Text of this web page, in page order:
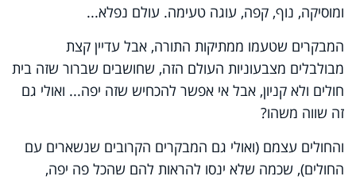
ומוסיקה, נוף, קפה, עוגה טעימה. עולם נפלא...
המבקרים שטעמו ממתיקות התורה, אבל עדיין קצת
מבולבלים מצבעוניות העולם הזה, שחושבים שברור שזה בית
חולים ולא קניון, אבל אי אפשר להכחיש שזה יפה... ואולי גם
זה שווה משהו?
והחולים עצמם (ואולי גם המבקרים הקרובים שנשארים עם
החולים), שכמה שלא ינסו להראות להם שהכל פה יפה,